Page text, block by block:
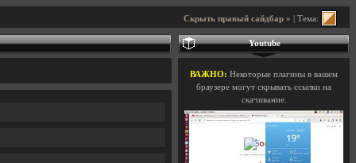
Скрыть правый сайдбар » | Тема:
Youtube
ВАЖНО: Некоторые плагины в вашем
браузере могут скрывать ссылки на
скачивание.